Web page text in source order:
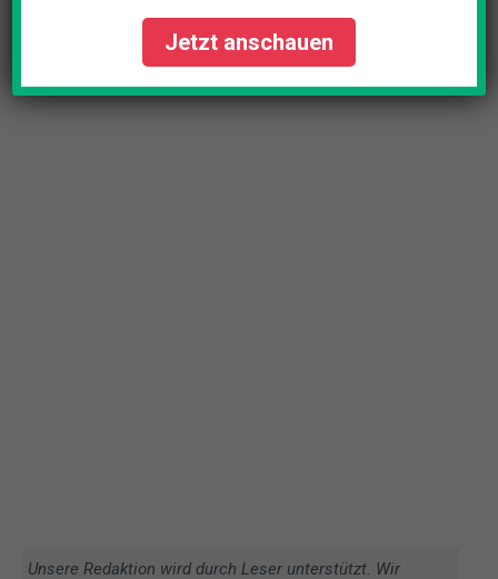
Unsere Redaktion wird durch Leser unterstützt. Wir
Jetzt anschauen